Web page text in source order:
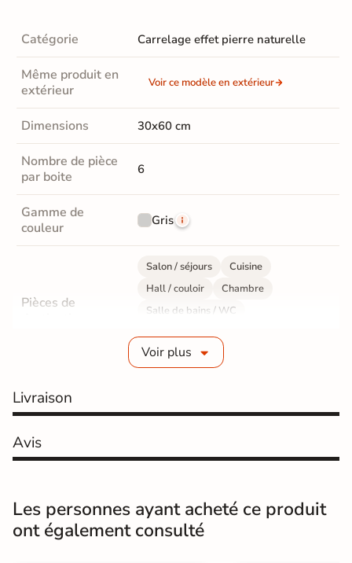
Catégorie Carrelage effet pierre naturelle
Même produit en
extérieur
Voir ce modèle en extérieur
Dimensions 30x60 cm
Nombre de pièce
par boite
6
Gamme de
couleur
Gris
Pièces de
Salon / séjours
Cuisine
Hall / couloir
Chambre
Salle de bains / WC
Sol intérieur
Fabrication
Résistance à
Masse colorée Non
Voir plus
Livraison
Avis
Les personnes ayant acheté ce produit
ont également consulté